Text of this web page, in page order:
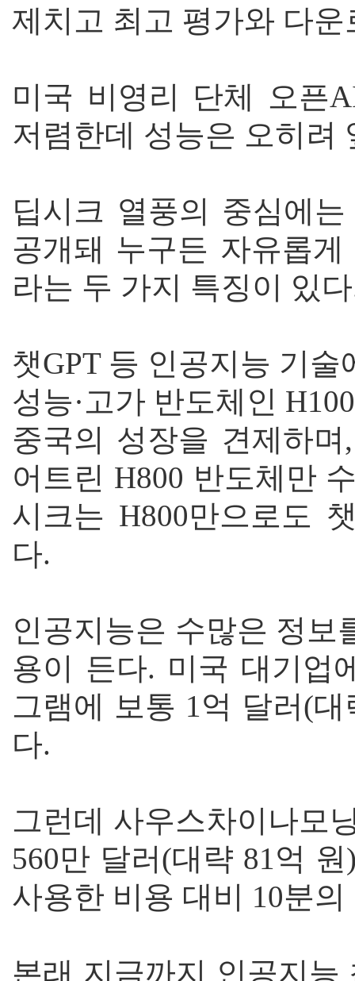
제치고 최고 평가와 다
미국 비영리 단체 오픈
저렴한데 성능은 오히려
딥시크 열풍의 중심에는
공개돼 누구든 자유롭
라는 두 가지 특징이 있
챗GPT 등 인공지능 기
성능·고가 반도체인
중국의 성장을 견제하
어트린 H800 반도체만
시크는 H800만으로도
다.
인공지능은 수많은 정보
용이 든다. 미국 대기업
그램에 보통 1억 달러(
다.
그런데 사우스차이나모
560만 달러(대략 81억
사용한 비용 대비 10분
본래 지금까지 인공지능